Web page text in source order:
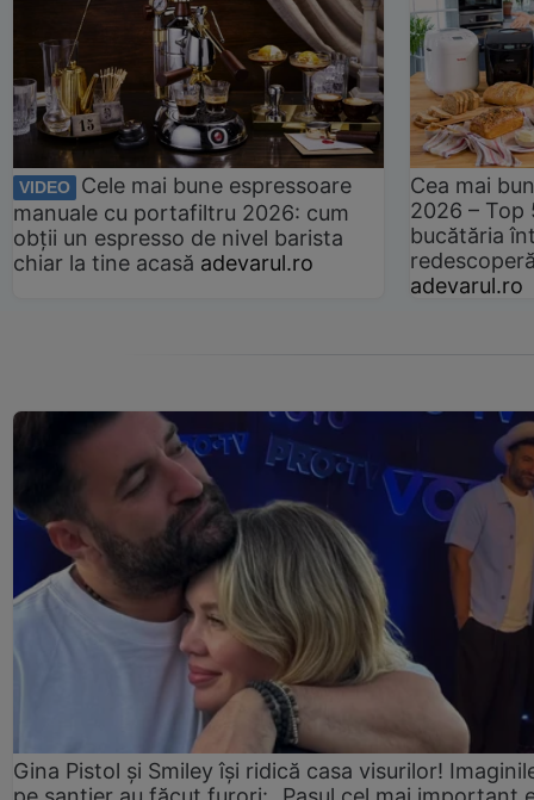
VIDEO
Cele mai bune espressoare
manuale cu portafiltru 2026: cum
obții un espresso de nivel barista
chiar la tine acasă adevarul.ro
Cea mai
2026 –
bucătăria
adevarul.ro
Gina Pistol și Smiley își ridică casa visurilor!